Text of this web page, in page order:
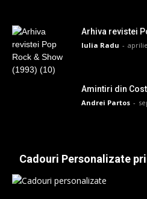
Arhiva revistei
Iulia Radu -
Amintiri din
Andrei Partos -
Cadouri Personalizate